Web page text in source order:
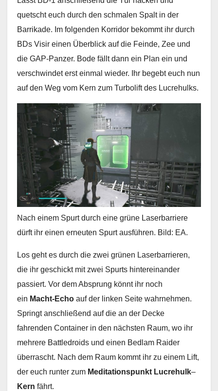
quetscht euch durch den schmalen Spalt in der
Barrikade. Im folgenden Korridor bekommt ihr durch
BDs Visir einen Überblick auf die Feinde, Zee und
die GAP-Panzer. Bode fällt dann ein Plan ein und
verschwindet erst einmal wieder. Ihr begebt euch nun
auf den Weg vom Kern zum Turbolift des Lucrehulks.
Nach einem Spurt durch eine grüne Laserbarriere
dürft ihr einen erneuten Spurt ausführen. Bild: EA.
Los geht es durch die zwei grünen Laserbarrieren,
die ihr geschickt mit zwei Spurts hintereinander
passiert. Vor dem Absprung könnt ihr noch
ein Macht-Echo auf der linken Seite wahrnehmen.
Springt anschließend auf die an der Decke
fahrenden Container in den nächsten Raum, wo ihr
mehrere Battledroids und einen Bedlam Raider
überrascht. Nach dem Raum kommt ihr zu einem Lift,
der euch runter zum Meditationspunkt Lucrehulk–
Kern fährt.